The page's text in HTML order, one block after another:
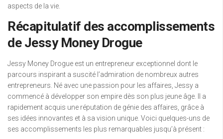
aspects de la vie.
Récapitulatif des accomplissements
de Jessy Money Drogue
Jessy Money Drogue est un entrepreneur exceptionnel dont le
parcours inspirant a suscité l’admiration de nombreux autres
entrepreneurs. Né avec une passion pour les affaires, Jessy a
commencé à développer son empire dès son plus jeune âge. Il a
rapidement acquis une réputation de génie des affaires, grâce à
ses idées innovantes et à sa vision unique. Voici quelques-uns de
ses accomplissements les plus remarquables jusqu’à présent :